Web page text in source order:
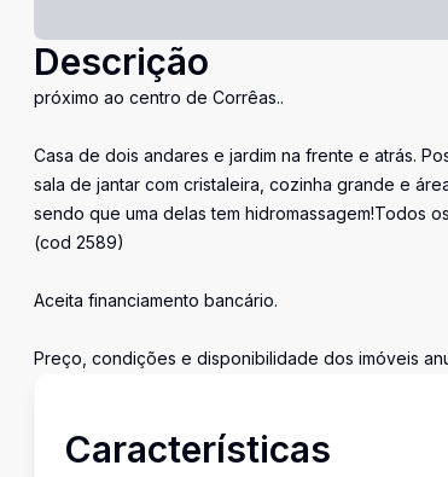
Descrição
próximo ao centro de Corrêas..
Casa de dois andares e jardim na frente e atrás.
sala de jantar com cristaleira, cozinha grande e
sendo que uma delas tem hidromassagem!Todos
(cod 2589)
Aceita financiamento bancário.
Preço, condições e disponibilidade dos imóveis
Características